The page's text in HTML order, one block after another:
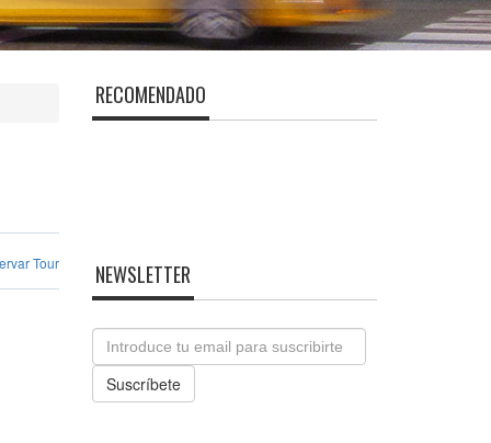
Tour
RECOMENDADO
NEWSLETTER
Email
Suscríbete